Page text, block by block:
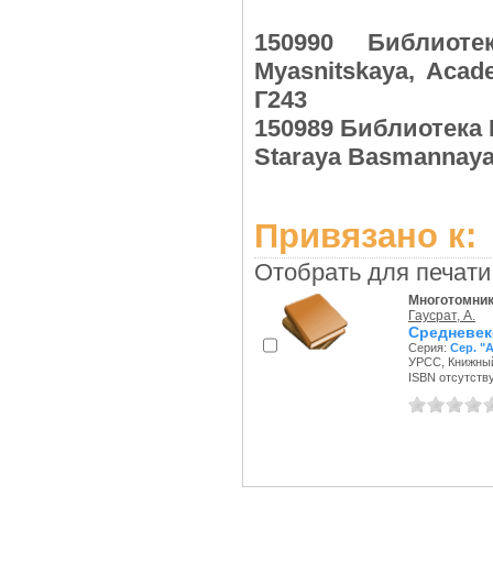
150990
Myasnitskaya,
Г243
150989
Staraya
Привязано к:
Отобрать для
Многотомник
Гаусрат, А.
Серия: Сер.
УРСС,
ISBN